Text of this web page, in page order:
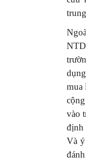
mua
vào
định
Và